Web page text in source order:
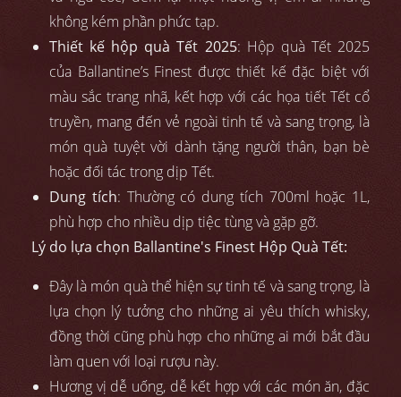
không kém phần phức tạp.
Thiết kế hộp quà Tết 2025: Hộp quà Tết 2025
của Ballantine’s Finest được thiết kế đặc biệt với
màu sắc trang nhã, kết hợp với các họa tiết Tết cổ
truyền, mang đến vẻ ngoài tinh tế và sang trọng, là
món quà tuyệt vời dành tặng người thân, bạn bè
hoặc đối tác trong dịp Tết.
Dung tích: Thường có dung tích 700ml hoặc 1L,
phù hợp cho nhiều dịp tiệc tùng và gặp gỡ.
Lý do lựa chọn Ballantine's Finest Hộp Quà Tết:
Đây là món quà thể hiện sự tinh tế và sang trọng, là
lựa chọn lý tưởng cho những ai yêu thích whisky,
đồng thời cũng phù hợp cho những ai mới bắt đầu
làm quen với loại rượu này.
Hương vị dễ uống, dễ kết hợp với các món ăn, đặc